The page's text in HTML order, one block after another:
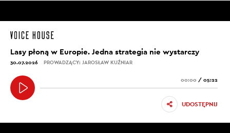
Lasy płoną w Europie. Jedna strategia nie wystarczy
30.07.2026 PROWADZĄCY: JAROSŁAW KUŹNIAR
00:00 / 05:22
UDOSTĘPNIJ